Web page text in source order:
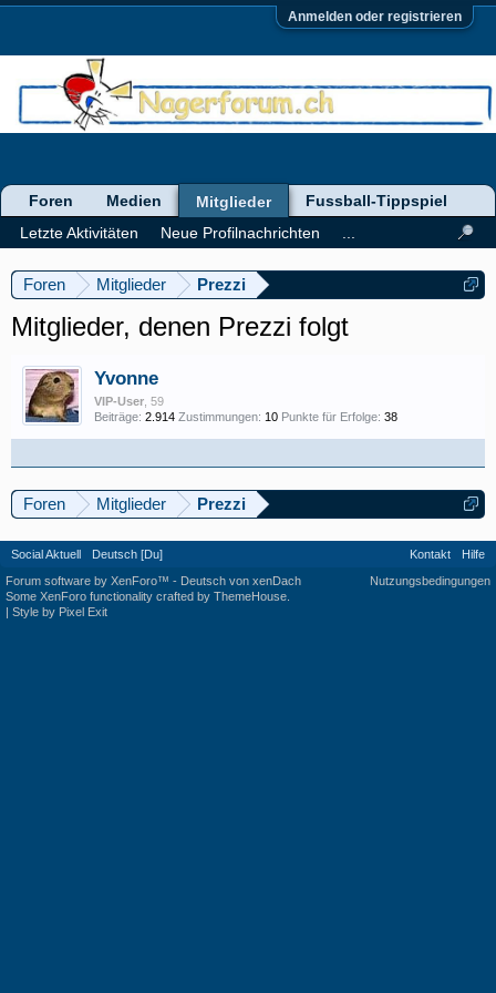
Anmelden oder registrieren
Foren Mitglieder Prezzi
Mitglieder, denen Prezzi folgt
Yvonne
VIP-User , 59
Beiträge: 2.914 Zustimmungen: 10 Punkte für Erfolge: 38
Foren Mitglieder Prezzi
Foren Medien
Mitglieder
Letzte Aktivitäten
Neue Profilnachrichten
Fussball-Tippspiel
Social Aktuell Deutsch [Du] Kontakt
Hilfe
Nutzungsbedingungen
Forum software by XenForo™ - Deutsch von xenDach
Some XenForo functionality crafted by ThemeHouse
| Style by Pixel Exit